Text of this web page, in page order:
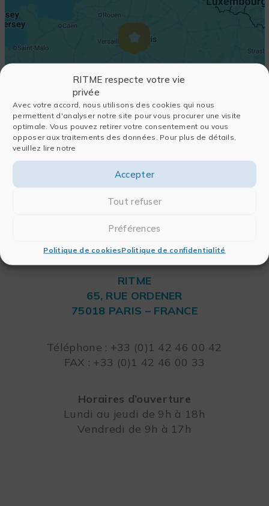
RITME respecte votre vie
privée
Avec votre accord, nous utilisons des cookies qui nous
permettent d'analyser notre site pour vous procurer une visite
optimale. Vous pouvez retirer votre consentement ou vous
opposer aux traitements des données. Pour plus de détails,
veuillez lire notre
Accepter
Tout refuser
Préférences
Politique de cookiesPolitique de confidentialité
RITME
65, RUE ORDENER
75018 PARIS – FRANCE
Téléphone : +33 (0)1 42 46 00 42
FAX : +33 (0)1 42 46 00 33
Horaires d’ouverture
Lundi au jeudi de 9h à 18h
Vendredi de 9h à 17h